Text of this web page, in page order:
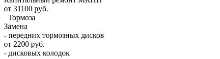
от 31100 руб.
Тормоза
Замена
- передних тормозных дисков
от 2200 руб.
- дисковых колодок